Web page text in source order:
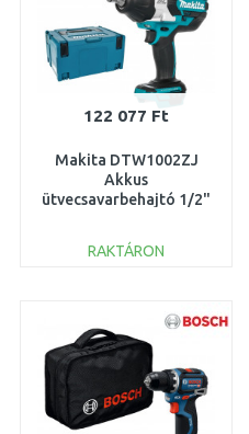
122 077 Ft
Makita DTW1002ZJ
Akkus
ütvecsavarbehajtó 1/2"
töltő nélkül, Makpac
RAKTÁRON
Összehasonlítás